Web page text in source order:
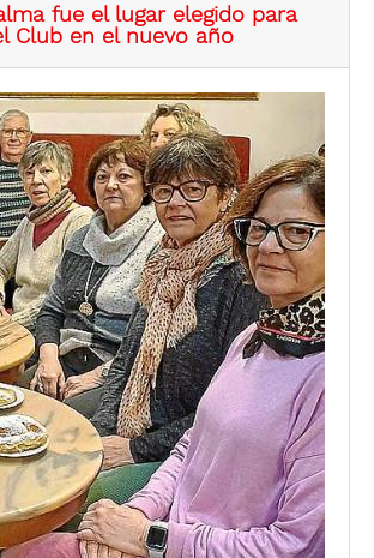
fue el lugar elegido para
Club en el nuevo año